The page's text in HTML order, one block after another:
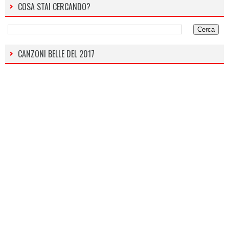
COSA STAI CERCANDO?
CANZONI BELLE DEL 2017